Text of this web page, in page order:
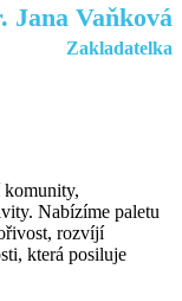
Jana Vaňková
Zakladatelka
Nabízíme paletu
rozvíjí
která posiluje